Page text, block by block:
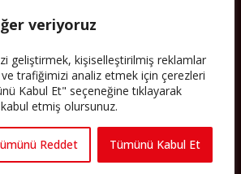
veriyoruz
geliştirmek, kişiselleştirilmiş reklamlar
trafiğimizi analiz etmek için çerezleri
Kabul Et" seçeneğine tıklayarak
kabul etmiş olursunuz.
Reddet Tümünü Kabul Et
yerleşik kültür ve siyasi düzen için, hem
sorulara da kapı araladı.
MEDYADA TAKIP EDEBILIRSINIZ